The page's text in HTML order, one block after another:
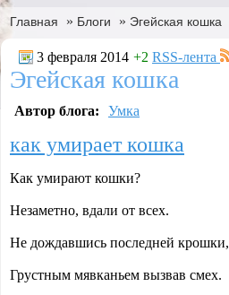
Главная » Блоги » Эгейская кошка
3 февраля 2014 +2 RSS-лента
Эгейская кошка
Автор блога: Умка
как умирает кошка
Как умирают кошки?
Незаметно, вдали от всех.
Не дождавшись последней крошки,
Грустным мявканьем вызвав смех.